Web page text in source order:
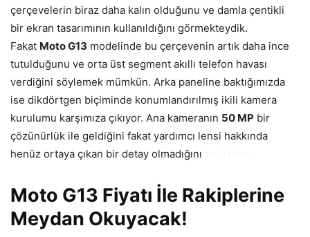
çerçevelerin biraz daha kalın olduğunu ve damla çentikli
bir ekran tasarımının kullanıldığını görmekteydik.
Fakat Moto G13 modelinde bu çerçevenin artık daha ince
tutulduğunu ve orta üst segment akıllı telefon havası
verdiğini söylemek mümkün. Arka paneline baktığımızda
ise dikdörtgen biçiminde konumlandırılmış ikili kamera
kurulumu karşımıza çıkıyor. Ana kameranın 50 MP bir
çözünürlük ile geldiğini fakat yardımcı lensi hakkında
henüz ortaya çıkan bir detay olmadığını
Moto G13 Fiyatı İle Rakiplerine
Meydan Okuyacak!